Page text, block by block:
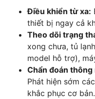
Điều khiển từ xa:
thiết bị ngay cả
Theo dõi trạng
xong chưa, tủ
model hỗ trợ),
Chẩn đoán
Phát hiện sớm
khắc phục cơ bản.